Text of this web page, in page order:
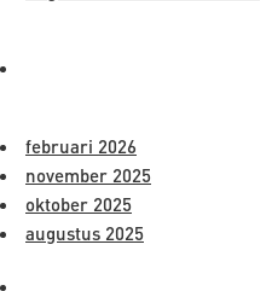
februari 2026
november 2025
oktober 2025
augustus 2025